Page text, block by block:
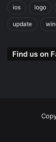
ios logo
update
Find us on